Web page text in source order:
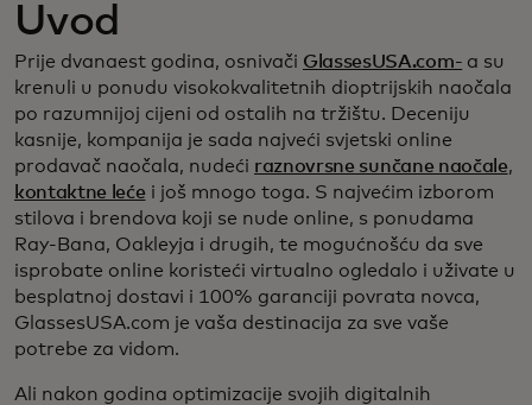
Uvod
Prije dvanaest godina, osnivači GlassesUSA.com- a su
krenuli u ponudu visokokvalitetnih dioptrijskih naočala
po razumnijoj cijeni od ostalih na tržištu. Deceniju
kasnije, kompanija je sada najveći svjetski online
prodavač naočala, nudeći raznovrsne sunčane naočale,
kontaktne leće i još mnogo toga. S najvećim izborom
stilova i brendova koji se nude online, s ponudama
Ray-Bana, Oakleyja i drugih, te mogućnošću da sve
isprobate online koristeći virtualno ogledalo i uživate u
besplatnoj dostavi i 100% garanciji povrata novca,
GlassesUSA.com je vaša destinacija za sve vaše
potrebe za vidom.
Ali nakon godina optimizacije svojih digitalnih